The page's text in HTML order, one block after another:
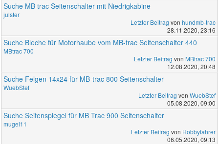
Suche MB trac Seitenschalter mit Niedrigkabine
julster
Letzter Beitrag von hundmb-trac
28.11.2020, 23:16
Suche Bleche für Motorhaube vom MB-trac Seitenschalter 440
MBtrac 700
Letzter Beitrag von MBtrac 700
12.08.2020, 20:48
Suche Felgen 14x24 für MB-trac 800 Seitenschalter
WuebStef
Letzter Beitrag von WuebStef
05.08.2020, 09:00
Suche Seitenspiegel für MB Trac 900 Seitenschalter
mugel11
Letzter Beitrag von Hobbyfahrer
06.05.2020, 09:13